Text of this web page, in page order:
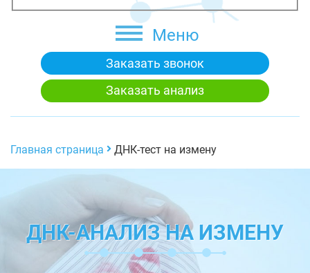
Меню
Заказать звонок
Заказать анализ
Главная страница ДНК-тест на измену
ДНК-АНАЛИЗ НА ИЗМЕНУ